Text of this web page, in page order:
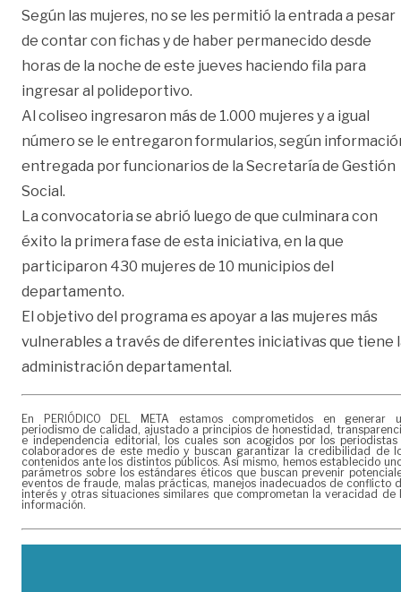
Según las mujeres, no se les permitió la entrada a pesar
de contar con fichas y de haber permanecido desde
horas de la noche de este jueves haciendo fila para
ingresar al polideportivo.
Al coliseo ingresaron más de 1.000 mujeres y a igual
número se le entregaron formularios, según
entregada por funcionarios de la Secretaría de Gestión
Social.
La convocatoria se abrió luego de que culminara con
éxito la primera fase de esta iniciativa, en la que
participaron 430 mujeres de 10 municipios del
departamento.
El objetivo del programa es apoyar a las mujeres más
vulnerables a través de diferentes iniciativas que tiene
administración departamental.
En PERIÓDICO DEL META estamos comprometidos en generar
periodismo de calidad, ajustado a principios de honestidad,
e independencia editorial, los cuales son acogidos por los periodistas
colaboradores de este medio y buscan garantizar la credibilidad de
contenidos ante los distintos públicos. Así mismo, hemos establecido
parámetros sobre los estándares éticos que buscan prevenir
eventos de fraude, malas prácticas, manejos inadecuados de conflicto
interés y otras situaciones similares que comprometan la veracidad de
información.